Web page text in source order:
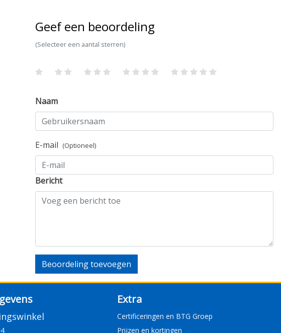
Geef een beoordeling
(Selecteer een aantal sterren)
Naam
E-mail (Optioneel)
Bericht
Beoordeling toevoegen
Extra
Certificeringen en BTG Groep
Prijzen en kortingen